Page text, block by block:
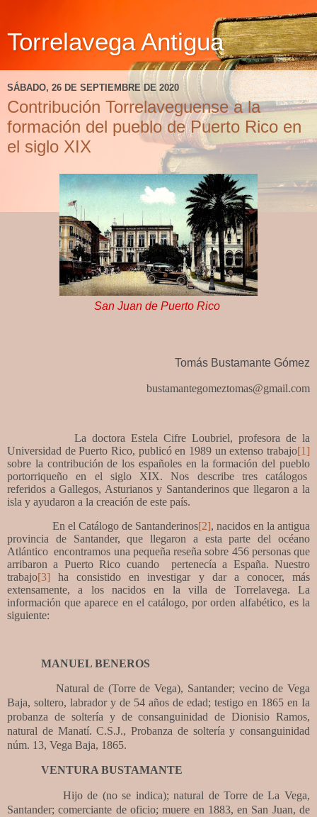
Torrelavega Antigua
SÁBADO, 26 DE SEPTIEMBRE DE 2020
Contribución Torrelaveguense a la
formación del pueblo de Puerto Rico en
el siglo XIX
San Juan de Puerto Rico
Tomás Bustamante Gómez
bustamantegomeztomas@gmail.com
La doctora Estela Cifre Loubriel, profesora de la
Universidad de Puerto Rico, publicó en 1989 un extenso trabajo[1]
sobre la contribución de los españoles en la formación del pueblo
portorriqueño en el siglo XIX. Nos describe tres catálogos
referidos a Gallegos, Asturianos y Santanderinos que llegaron a la
isla y ayudaron a la creación de este país.
En el Catálogo de Santanderinos[2], nacidos en la antigua
provincia de Santander, que llegaron a esta parte del océano
Atlántico encontramos una pequeña reseña sobre 456 personas que
arribaron a Puerto Rico cuando
pertenecía a España. Nuestro
trabajo[3] ha consistido en investigar y dar a conocer, más
extensamente, a los nacidos en la villa de Torrelavega. La
información que aparece en el catálogo, por orden alfabético, es la
siguiente:
MANUEL BENEROS
Natural de (Torre de Vega), Santander; vecino de Vega
Baja, soltero, labrador y de 54 años de edad; testigo en 1865 en Ia
probanza de soltería y de consanguinidad de Dionisio Ramos,
natural de Manatí. C.S.J., Probanza de soltería y consanguinidad
núm. 13, Vega Baja, 1865.
VENTURA BUSTAMANTE
Hijo de (no se indica); natural de Torre de La Vega,
Santander; comerciante de oficio; muere en 1883, en San Juan, de